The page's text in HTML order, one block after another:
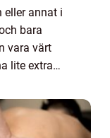
eller annat i
bara
vara värt
lite extra